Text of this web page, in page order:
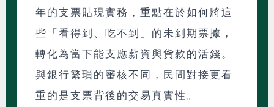
年的支票貼現實務，重點在於如何將這
些「看得到、吃不到」的未到期票據，
轉化為當下能支應薪資與貨款的活錢。
與銀行繁瑣的審核不同，民間對接更看
重的是支票背後的交易真實性。